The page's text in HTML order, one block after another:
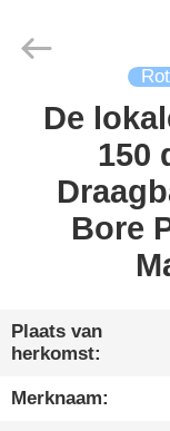
HUIS
ONGEVEER
ONS
Heavy
Industry
Reserved.De
150
Bore
Plaats van
herkomst:
Merknaam: